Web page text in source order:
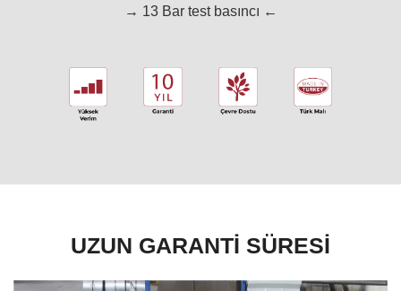
→ 13 Bar test basıncı ←
UZUN GARANTİ SÜRESİ